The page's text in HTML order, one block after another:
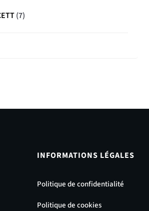
(7)
INFORMATIONS LÉGALES
Politique de confidentialité
Politique de cookies